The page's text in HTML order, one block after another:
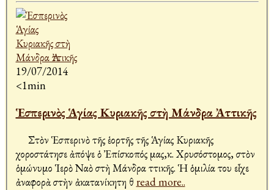
19/07/2014
<1min
Ἑσπερινὸς Ἁγίας Κυριακῆς στὴ Μάνδρα Ἀττικῆς
Στὸν Ἑσπερινὸ τῆς ἑορτῆς τῆς Ἁγίας Κυριακῆς
χοροστάτησε ἀπόψε ὁ Ἐπίσκοπός μας,κ. Χρυσόστομος, στὸν
ὁμώνυμο Ἱερὸ Ναὸ στὴ Μάνδρα Ἀττικῆς. Ἡ ὁμιλία του εἶχε
ἀναφορὰ στὴν ἀκατανίκητη θ read more..